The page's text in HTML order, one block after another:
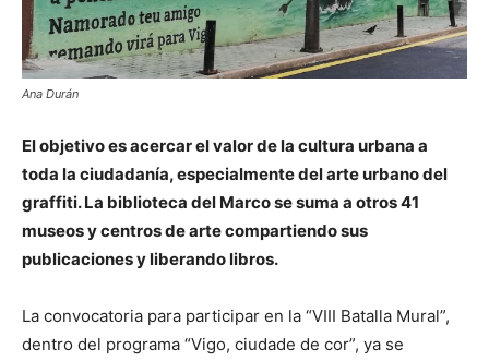
Ana Durán
El objetivo es acercar el valor de la cultura urbana a
toda la ciudadanía, especialmente del arte urbano del
graffiti. La biblioteca del Marco se suma a otros 41
museos y centros de arte compartiendo sus
publicaciones y liberando libros.
La convocatoria para participar en la “VIII Batalla Mural”,
dentro del programa “Vigo, ciudade de cor”, ya se